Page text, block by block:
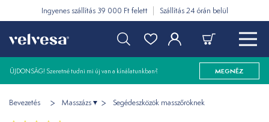
Ingyenes szállítás 39 000 Ft felett Szállítás 24 órán belül
ÚJDONSÁG! Szeretné tudni mi új van a kínálatunkban? MEGNÉZ
Bevezetés Masszázs Segédeszközök masszőröknek